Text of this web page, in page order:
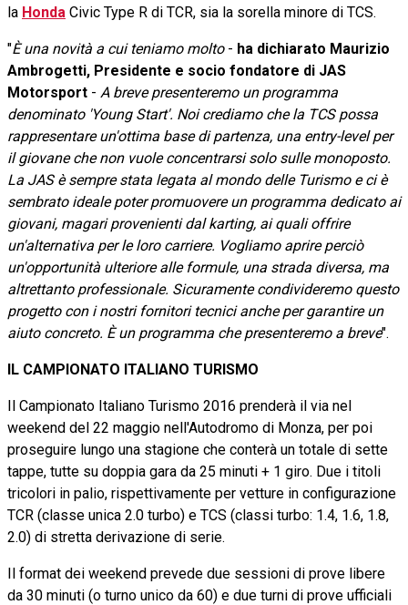
la Honda Civic Type R di TCR, sia la sorella minore di TCS.
"È una novità a cui teniamo molto- ha dichiarato Maurizio
Ambrogetti, Presidente e socio fondatore di JAS
Motorsport - A breve presenteremo un programma
denominato 'Young Start'. Noi crediamo che la TCS possa
rappresentare un'ottima base di partenza, una entry-level per
il giovane che non vuole concentrarsi solo sulle monoposto.
La JAS è sempre stata legata al mondo delle Turismo e ci è
sembrato ideale poter promuovere un programma dedicato ai
giovani, magari provenienti dal karting, ai quali offrire
un'alternativa per le loro carriere. Vogliamo aprire perciò
un'opportunità ulteriore alle formule, una strada diversa, ma
altrettanto professionale. Sicuramente condivideremo questo
progetto con i nostri fornitori tecnici anche per garantire un
aiuto concreto. È un programma che presenteremo a breve".
IL CAMPIONATO ITALIANO TURISMO
Il Campionato Italiano Turismo 2016 prenderà il via nel
weekend del 22 maggio nell'Autodromo di Monza, per poi
proseguire lungo una stagione che conterà un totale di sette
tappe, tutte su doppia gara da 25 minuti + 1 giro. Due i titoli
tricolori in palio, rispettivamente per vetture in configurazione
TCR (classe unica 2.0 turbo) e TCS (classi turbo: 1.4, 1.6, 1.8,
2.0) di stretta derivazione di serie.
Il format dei weekend prevede due sessioni di prove libere
da 30 minuti (o turno unico da 60) e due turni di prove ufficiali